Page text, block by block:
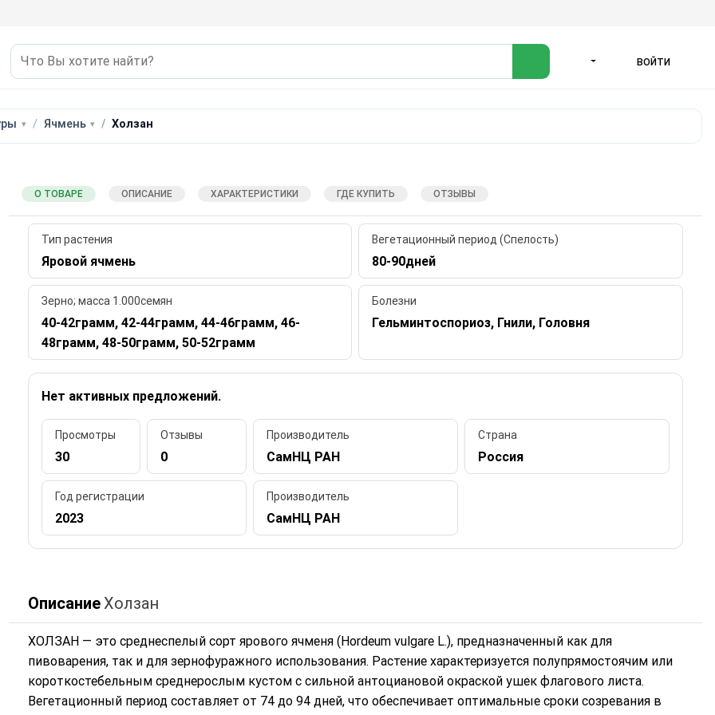
ВОЙТИ
Ячмень Холзан
О ТОВАРЕ ОПИСАНИЕ ХАРАКТЕРИСТИКИ ГДЕ КУПИТЬ ОТЗЫВЫ
Тип растения
Яровой ячмень
Вегетационный период (Спелость)
80-90дней
Зерно; масса 1.000семян
40-42грамм, 42-44грамм, 44-46грамм, 46-
48грамм, 48-50грамм, 50-52грамм
Болезни
Гельминтоспориоз, Гнили, Головня
Нет активных предложений.
Просмотры
30
Отзывы
0
Производитель
СамНЦ РАН
Страна
Россия
Год регистрации
2023
Производитель
СамНЦ РАН
Описание Холзан
ХОЛЗАН — это среднеспелый сорт ярового ячменя (Hordeum vulgare L.), предназначенный как для
пивоварения, так и для зернофуражного использования. Растение характеризуется полупрямостоячим или
короткостебельным среднерослым кустом с сильной антоциановой окраской ушек флагового листа.
Вегетационный период составляет от 74 до 94 дней, что обеспечивает оптимальные сроки созревания в